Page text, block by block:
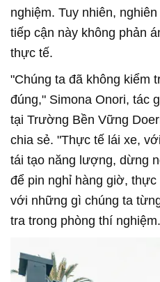
nghiệm. Tuy nhiên,
tiếp cận này không phản
thực tế.
"Chúng ta đã không kiểm
đúng," Simona Onori, tác
tại Trường Bền Vững
chia sẻ. "Thực tế lái xe,
tái tạo năng lượng, dừng
để pin nghỉ hàng giờ,
với những gì chúng ta
tra trong phòng thí